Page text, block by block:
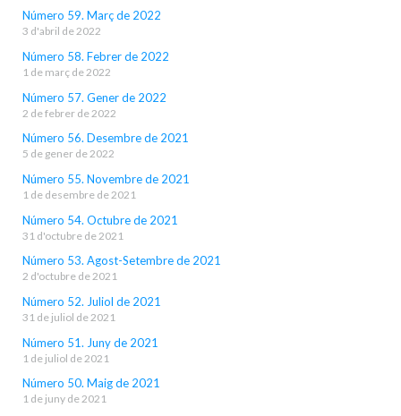
Número 59. Març de 2022
3 d'abril de 2022
Número 58. Febrer de 2022
1 de març de 2022
Número 57. Gener de 2022
2 de febrer de 2022
Número 56. Desembre de 2021
5 de gener de 2022
Número 55. Novembre de 2021
1 de desembre de 2021
Número 54. Octubre de 2021
31 d'octubre de 2021
Número 53. Agost-Setembre de 2021
2 d'octubre de 2021
Número 52. Juliol de 2021
31 de juliol de 2021
Número 51. Juny de 2021
1 de juliol de 2021
Número 50. Maig de 2021
1 de juny de 2021